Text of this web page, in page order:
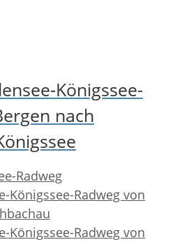
Königssee-
nach
Radweg
Königssee-Radweg von
Königssee-Radweg von